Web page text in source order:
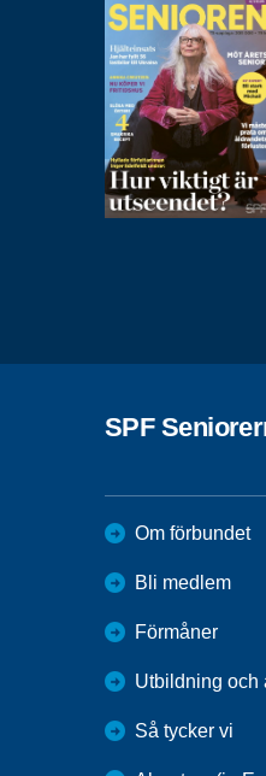
SPF
Om förbundet
Bli medlem
Förmåner
Utbildning och
Så tycker vi